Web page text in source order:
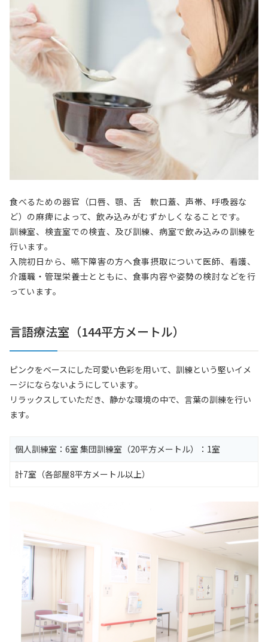
食べるための器官（口唇、顎、舌 軟口蓋、声帯、呼吸器な
ど）の麻痺によって、飲み込みがむずかしくなることです。
訓練室、検査室での検査、及び訓練、病室で飲み込みの訓練を
行います。
入院初日から、嚥下障害の方へ食事摂取について医師、看護、
介護職・管理栄養士とともに、食事内容や姿勢の検討などを行
っています。
言語療法室（144平方メートル）
ピンクをベースにした可愛い色彩を用いて、訓練という堅いイメ
ージにならないようにしています。
リラックスしていただき、静かな環境の中で、言葉の訓練を行い
ます。
個人訓練室：6室 集団訓練室（20平方メートル）：1室
計7室（各部屋8平方メートル以上）